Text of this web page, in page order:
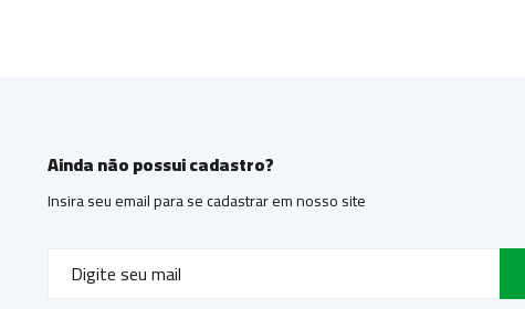
Ainda não possui cadastro?
Insira seu email para se cadastrar em nosso site